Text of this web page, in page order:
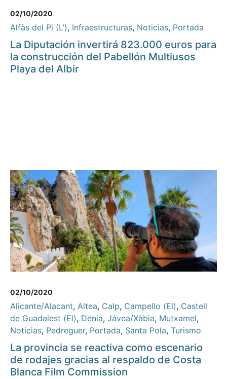
02/10/2020
Alfàs del Pi (L’), Infraestructuras, Noticias, Portada
La Diputación invertirá 823.000 euros para
la construcción del Pabellón Multiusos
Playa del Albir
02/10/2020
Alicante/Alacant, Altea, Calp, Campello (El), Castell
de Guadalest (El), Dénia, Jávea/Xàbia, Mutxamel,
Noticias, Pedreguer, Portada, Santa Pola, Turismo
La provincia se reactiva como escenario
de rodajes gracias al respaldo de Costa
Blanca Film Commission